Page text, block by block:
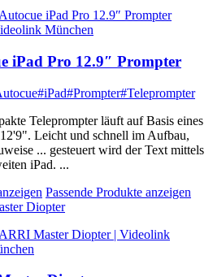
iPad Pro 12.9″ Prompter
#iPad#Prompter#Teleprompter
Teleprompter läuft auf Basis eines
Leicht und schnell im Aufbau,
... gesteuert wird der Text mittels
iPad. ...
Passende Produkte anzeigen
Diopter